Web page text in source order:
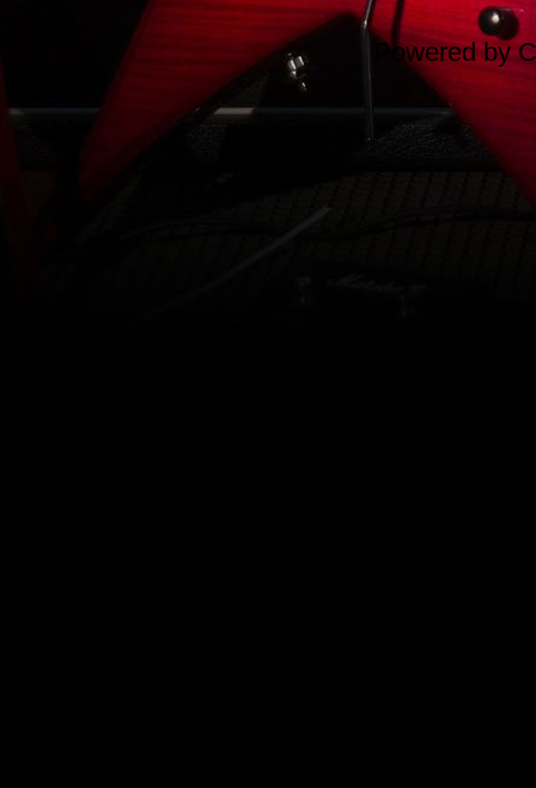
Powered by